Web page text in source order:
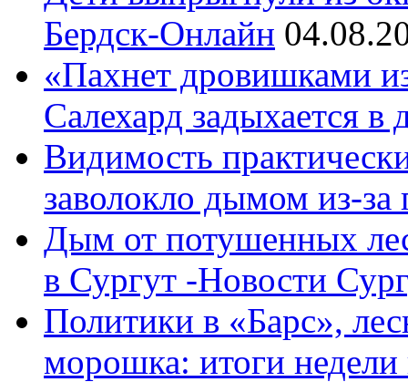
Бердск-Онлайн
«Пахнет дровишками
Салехард задыхается
Видимость
заволокло дымом из-
Дым от потушенных
в Сургут -Новости
Политики в «Барс»,
морошка: итоги